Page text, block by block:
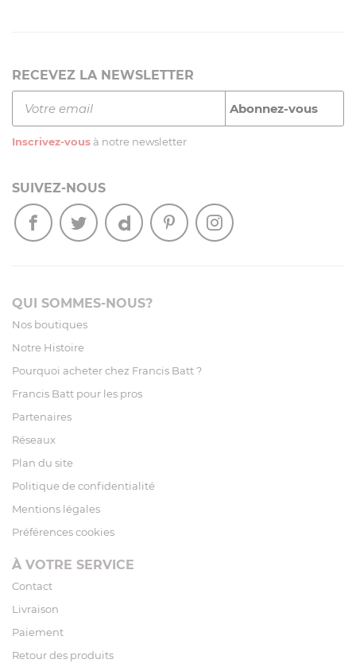
RECEVEZ LA NEWSLETTER
Inscrivez-vous à notre newsletter
SUIVEZ-NOUS
QUI SOMMES-NOUS?
Nos boutiques
Notre Histoire
Pourquoi acheter chez Francis Batt ?
Francis Batt pour les pros
Partenaires
Réseaux
Plan du site
Politique de confidentialité
Mentions légales
Préférences cookies
À VOTRE SERVICE
Contact
Livraison
Paiement
Retour des produits